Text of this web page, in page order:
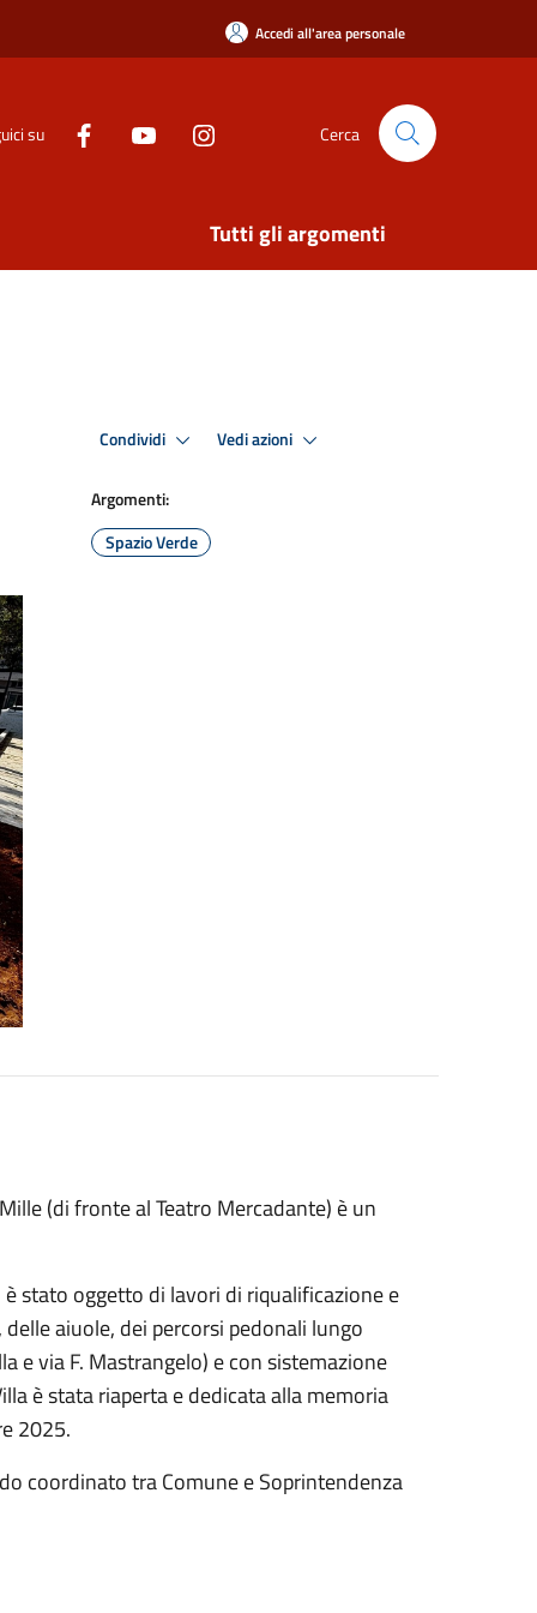
Accedi all'area personale
su Cerca
Tutti gli argomenti
Condividi Vedi azioni
Argomenti:
Spazio Verde
(di fronte al Teatro Mercadante) è un
stato oggetto di lavori di riqualificazione e
aiuole, dei percorsi pedonali lungo
e via F. Mastrangelo) e con sistemazione
è stata riaperta e dedicata alla memoria
2025.
coordinato tra Comune e Soprintendenza